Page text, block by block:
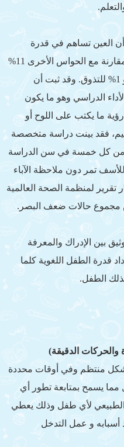
العين تساهم في قدرة
الإنسان على التعلم بما نسبته 83% مقارنة مع الحواس الأخرى 11%
للسمع ، 3,5% للشم ، 1,5% للمس و 1% للتذوق. وقد ثبت أن
الدراسي وهو ما يكون
ما يكتب على اللوح أو
فقد بينت دراسة متخصصة
من كل خمسة في سن الدراسة
تمر دون ملاحظة الآباء
لمنظمة الصحة العالمية
بين الإدراك والمعرفة
قدرة الطفل اللغوية كلما
الطفل.
بشكل منتظم وفي أوقات محددة
يسمح بمتابعة تطور أي
الطبيعي لأي طفل وذلك يعطي
أسبابه و عمل التدخل